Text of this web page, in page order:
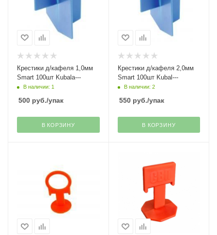
Крестики д/кафеля 1,0мм
Smart 100шт Kubala---
В наличии: 1
500 руб./упак
В КОРЗИНУ
Крестики д/кафеля 2,0мм
Smart 100шт Kubal---
В наличии: 2
550руб./упак
В КОРЗИНУ